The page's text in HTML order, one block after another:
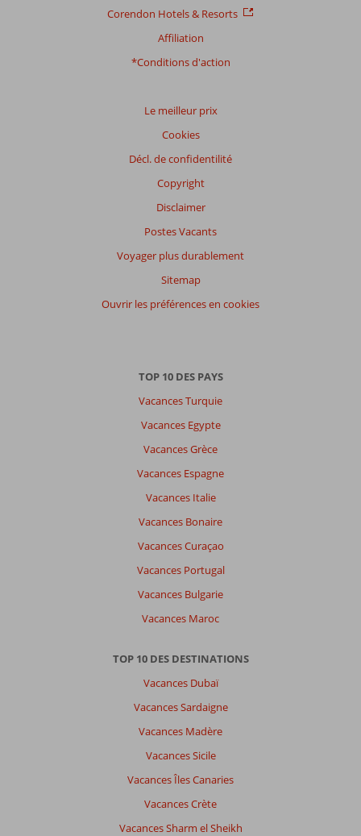
Corendon Hotels & Resorts
Affiliation
*Conditions d'action
Le meilleur prix
Cookies
Décl. de confidentilité
Copyright
Disclaimer
Postes Vacants
Voyager plus durablement
Sitemap
Ouvrir les préférences en cookies
TOP 10 DES PAYS
Vacances Turquie
Vacances Egypte
Vacances Grèce
Vacances Espagne
Vacances Italie
Vacances Bonaire
Vacances Curaçao
Vacances Portugal
Vacances Bulgarie
Vacances Maroc
TOP 10 DES DESTINATIONS
Vacances Dubaï
Vacances Sardaigne
Vacances Madère
Vacances Sicile
Vacances Îles Canaries
Vacances Crète
Vacances Sharm el Sheikh